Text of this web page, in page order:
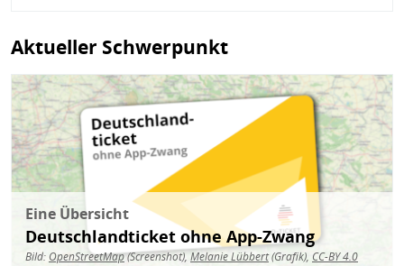
Aktueller Schwerpunkt
Bild
Eine Übersicht
Deutschlandticket ohne App-Zwang
Bild: OpenStreetMap(Screenshot),Melanie Lübbert(Grafik), CC-BY 4.0